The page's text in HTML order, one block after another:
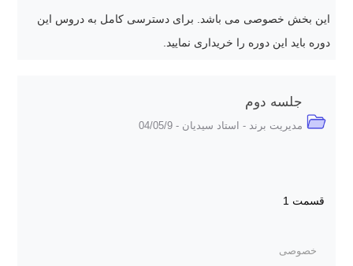
این بخش خصوصی می باشد. برای دسترسی کامل به دروس این
دوره باید این دوره را خریداری نمایید.
جلسه دوم
مدیریت برند - استاد سیدیان - 04/05/9
قسمت 1
خصوصی